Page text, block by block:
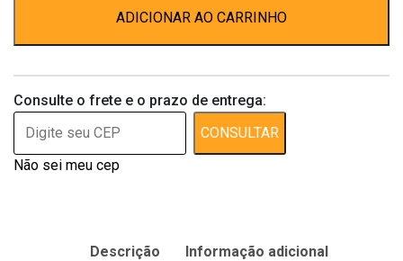
ADICIONAR AO CARRINHO
Consulte o frete e o prazo de entrega:
CONSULTAR
Não sei meu cep
Descrição Informação adicional